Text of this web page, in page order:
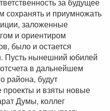
сохранять и приумножать
заложенные
и ориентиром
было и остается
Пусть нынешний юбилей
в дальнейшем
района, будут
и взяты новые
Думы, коллег